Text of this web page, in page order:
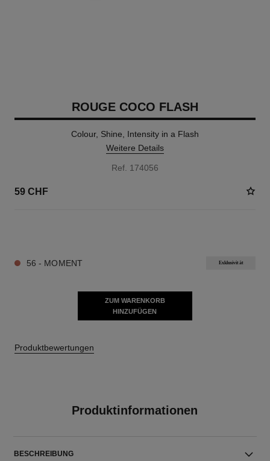
ROUGE COCO FLASH
Colour, Shine, Intensity in a Flash
Weitere Details
Ref. 174056
59 CHF
56 - MOMENT Exklusivität
ZUM WARENKORB
HINZUFÜGEN
Produktbewertungen
Produktinformationen
BESCHREIBUNG